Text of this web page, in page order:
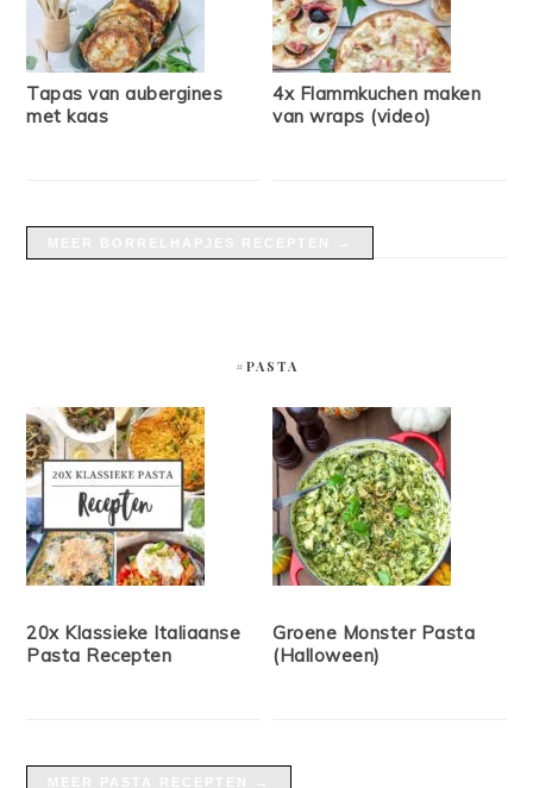
Tapas van aubergines
met kaas
4x Flammkuchen maken
van wraps (video)
#PASTA
20x Klassieke Italiaanse
Pasta Recepten
Groene Monster Pasta
(Halloween)